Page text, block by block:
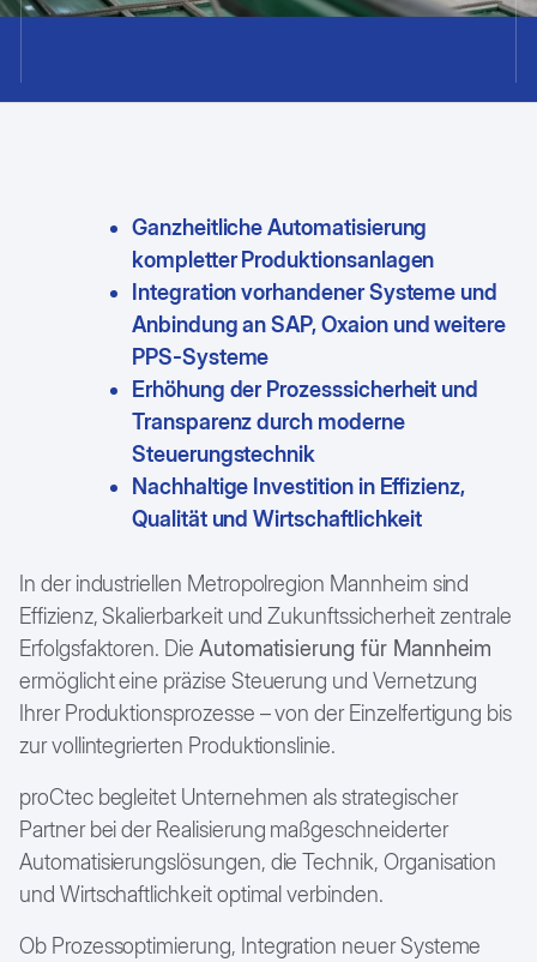
Produktion
Kundenstimmen
Ganzheitliche Automatisierung
kompletter Produktionsanlagen
Integration vorhandener Systeme und
Anbindung an SAP, Oxaion und weitere
PPS-Systeme
Erhöhung der Prozesssicherheit und
Transparenz durch moderne
Steuerungstechnik
Nachhaltige Investition in Effizienz,
Qualität und Wirtschaftlichkeit
In der industriellen Metropolregion Mannheim sind
Effizienz, Skalierbarkeit und Zukunftssicherheit zentrale
Erfolgsfaktoren. Die Automatisierung für Mannheim
ermöglicht eine präzise Steuerung und Vernetzung
Ihrer Produktionsprozesse – von der Einzelfertigung bis
zur vollintegrierten Produktionslinie.
proCtec begleitet Unternehmen als strategischer
Partner bei der Realisierung maßgeschneiderter
Automatisierungslösungen, die Technik, Organisation
und Wirtschaftlichkeit optimal verbinden.
Ob Prozessoptimierung, Integration neuer Systeme